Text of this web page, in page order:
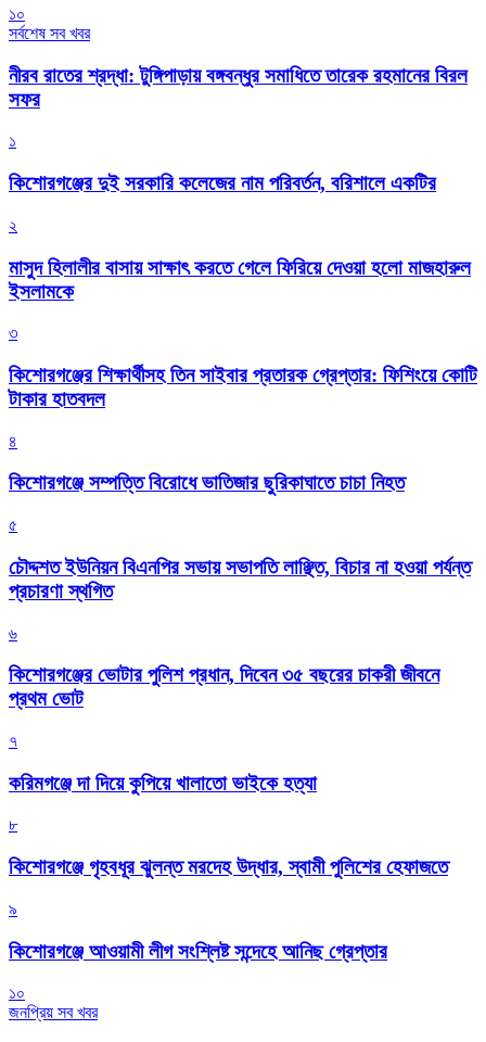
১০
সর্বশেষ সব খবর
নীরব রাতের শ্রদ্ধা: টুঙ্গিপাড়ায় বঙ্গবন্ধুর সমাধিতে তারেক রহমানের বিরল
সফর
১
কিশোরগঞ্জের দুই সরকারি কলেজের নাম পরিবর্তন, বরিশালে একটির
২
মাসুদ হিলালীর বাসায় সাক্ষাৎ করতে গেলে ফিরিয়ে দেওয়া হলো মাজহারুল
ইসলামকে
৩
কিশোরগঞ্জের শিক্ষার্থীসহ তিন সাইবার প্রতারক গ্রেপ্তার: ফিশিংয়ে কোটি
টাকার হাতবদল
৪
কিশোরগঞ্জে সম্পত্তি বিরোধে ভাতিজার ছুরিকাঘাতে চাচা নিহত
৫
চৌদ্দশত ইউনিয়ন বিএনপির সভায় সভাপতি লাঞ্ছিত, বিচার না হওয়া পর্যন্ত
প্রচারণা স্থগিত
৬
কিশোরগঞ্জের ভোটার পুলিশ প্রধান, দিবেন ৩৫ বছরের চাকরী জীবনে
প্রথম ভোট
৭
করিমগঞ্জে দা দিয়ে কুপিয়ে খালাতো ভাইকে হত্যা
৮
কিশোরগঞ্জে গৃহবধূর ঝুলন্ত মরদেহ উদ্ধার, স্বামী পুলিশের হেফাজতে
৯
কিশোরগঞ্জে আওয়ামী লীগ সংশ্লিষ্ট সন্দেহে আনিছ গ্রেপ্তার
১০
জনপ্রিয় সব খবর